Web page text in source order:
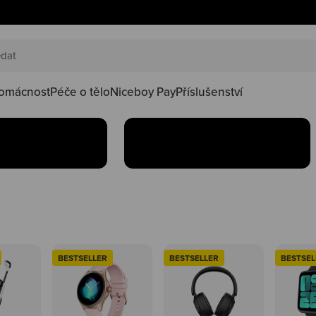
Péče o těloNiceboy PayPříslušenství
happy
ve
Oblíbené produkty teď
Koupit
BESTSELLER BESTSELLER